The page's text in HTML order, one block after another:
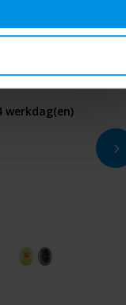
button
€ 0,18
werkdag(en)